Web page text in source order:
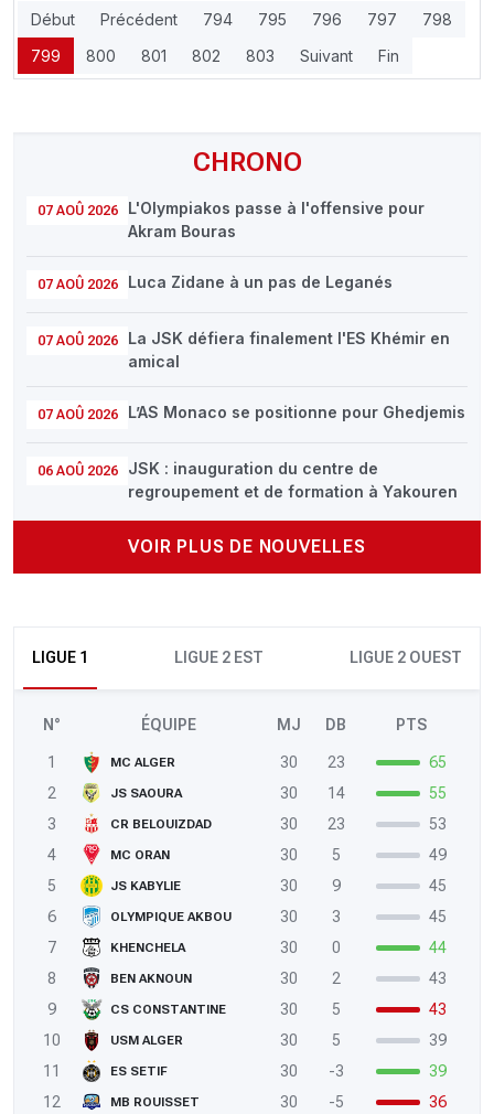
CHRONO
07 AOÛ 2026
L'Olympiakos passe à l'offensive pour
Akram Bouras
07 AOÛ 2026 Luca Zidane à un pas de Leganés
07 AOÛ 2026
La JSK défiera finalement l'ES Khémir en
amical
07 AOÛ 2026 L’AS Monaco se positionne pour Ghedjemis
06 AOÛ 2026
JSK : inauguration du centre de
regroupement et de formation à Yakouren
VOIR PLUS DE NOUVELLES
LIGUE 1 LIGUE 2 EST LIGUE 2 OUEST
N° ÉQUIPE MJ DB PTS
1 MC ALGER 30 23
65
2
JS SAOURA 30 14
55
3
CR BELOUIZDAD 30 23
53
4
MC ORAN 30 5
49
5
JS KABYLIE 30 9
45
6
OLYMPIQUE AKBOU 30 3
45
7
KHENCHELA 30 0
44
8
BEN AKNOUN 30 2
43
9
CS CONSTANTINE 30 5
43
10
USM ALGER 30 5
39
11
ES SETIF 30 -3
39
12
MB ROUISSET 30 -5
36
Début Précédent 794 795 796 797
798
799
800 801 802 803 Suivant Fin